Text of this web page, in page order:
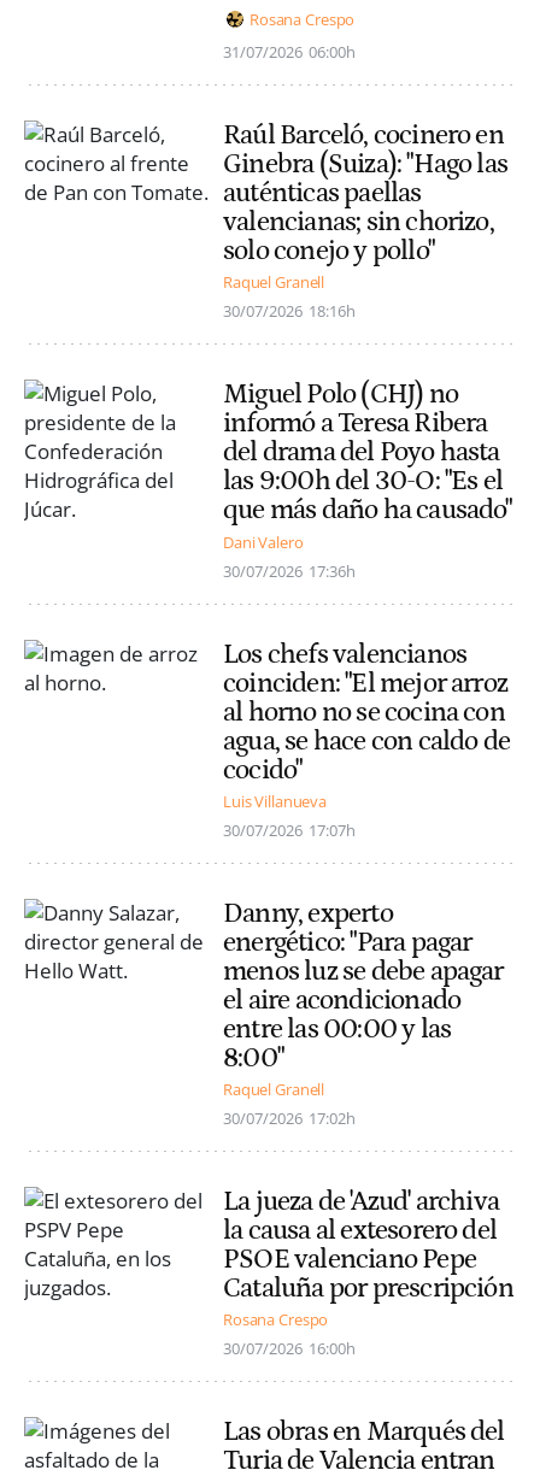
Rosana Crespo
31/07/2026 06:00h
Raúl Barceló, cocinero en
Ginebra (Suiza): "Hago las
auténticas paellas
valencianas; sin chorizo,
solo conejo y pollo"
Raquel Granell
30/07/2026 18:16h
Miguel Polo (CHJ) no
informó a Teresa Ribera
del drama del Poyo hasta
las 9:00h del 30-O: "Es el
que más daño ha causado"
Dani Valero
30/07/2026 17:36h
Los chefs valencianos
coinciden: "El mejor arroz
al horno no se cocina con
agua, se hace con caldo de
cocido"
Luis Villanueva
30/07/2026 17:07h
Danny, experto
energético: "Para pagar
menos luz se debe apagar
el aire acondicionado
entre las 00:00 y las
8:00"
Raquel Granell
30/07/2026 17:02h
La jueza de 'Azud' archiva
la causa al extesorero del
PSOE valenciano Pepe
Cataluña por prescripción
Rosana Crespo
30/07/2026 16:00h
Las obras en Marqués del
Turia de Valencia entran